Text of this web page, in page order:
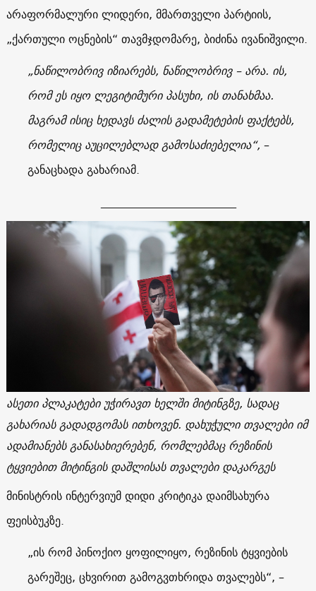
არაფორმალური ლიდერი, მმართველი პარტიის,
„ქართული ოცნების“ თავმჯდომარე, ბიძინა ივანიშვილი.
„ნაწილობრივ იზიარებს, ნაწილობრივ – არა. ის,
რომ ეს იყო ლეგიტიმური პასუხი, ის თანახმაა.
მაგრამ ისიც ხედავს ძალის გადამეტების ფაქტებს,
რომელიც აუცილებლად გამოსაძიებელია“, –
განაცხადა გახარიამ.
ასეთი პლაკატები უჭირავთ ხელში მიტინგზე, სადაც
გახარიას გადადგომას ითხოვენ. დახუჭული თვალები იმ
ადამიანებს განასახიერებენ, რომლებმაც რეზინის
ტყვიებით მიტინგის დაშლისას თვალები დაკარგეს
მინისტრის ინტერვიუმ დიდი კრიტიკა დაიმსახურა
ფეისბუკზე.
„ის რომ პინოქიო ყოფილიყო, რეზინის ტყვიების
გარეშეც, ცხვირით გამოგვთხრიდა თვალებს“, –